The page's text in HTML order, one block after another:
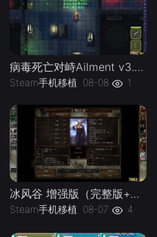
病毒死亡对峙Ailment v3.3.5》[完整版]Steam移植
Steam手机移植 08-08 1
冰风谷 增强版（完整版+菜单版）Steam移植 特别好评的龙与地下城规则奇幻角色扮演游戏！
Steam手机移植 08-07 4